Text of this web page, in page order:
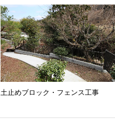
土止めブロック・フェンス工事